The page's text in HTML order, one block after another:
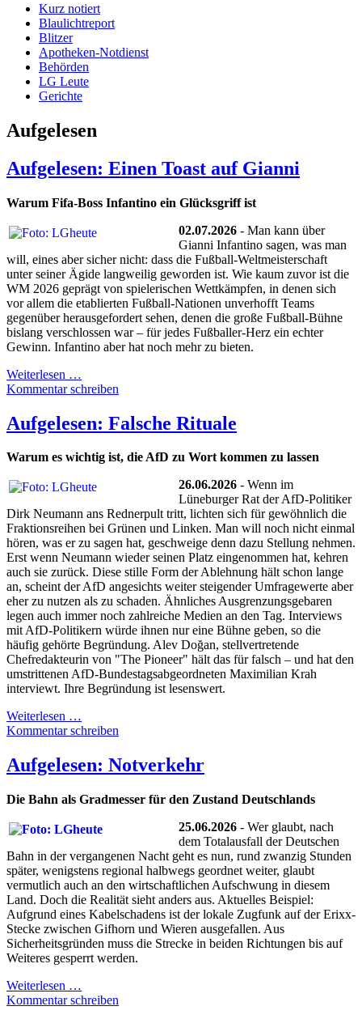
Kurz notiert
Blaulichtreport
Blitzer
Apotheken-Notdienst
Behörden
LG Leute
Gerichte
Aufgelesen
Aufgelesen: Einen Toast auf Gianni
Warum Fifa-Boss Infantino ein Glücksgriff ist
02.07.2026 - Man kann über
Gianni Infantino sagen, was man
will, eines aber sicher nicht: dass die Fußball-Weltmeisterschaft
unter seiner Ägide langweilig geworden ist. Wie kaum zuvor ist die
WM 2026 geprägt von spielerischen Wettkämpfen, in denen sich
vor allem die etablierten Fußball-Nationen unverhofft Teams
gegenüber herausgefordert sehen, denen die große Fußball-Bühne
bislang verschlossen war – für jedes Fußballer-Herz ein echter
Gewinn. Infantino aber hat noch mehr zu bieten.
Weiterlesen …
Kommentar schreiben
Aufgelesen: Falsche Rituale
Warum es wichtig ist, die AfD zu Wort kommen zu lassen
26.06.2026 - Wenn im
Lüneburger Rat der AfD-Politiker
Dirk Neumann ans Rednerpult tritt, lichten sich für gewöhnlich die
Fraktionsreihen bei Grünen und Linken. Man will noch nicht einmal
hören, was er zu sagen hat, geschweige denn dazu Stellung nehmen.
Erst wenn Neumann wieder seinen Platz eingenommen hat, kehren
auch sie zurück. Diese stille Form der Ablehnung hält schon lange
an, scheint der AfD angesichts weiter steigender Umfragewerte aber
eher zu nutzen als zu schaden. Ähnliches Ausgrenzungsgebaren
legen auch immer noch zahlreiche Medien an den Tag. Interviews
mit AfD-Politikern würde ihnen nur eine Bühne geben, so die
häufig gehörte Begründung. Alev Doğan, stellvertretende
Chefredakteurin von "The Pioneer" hält das für falsch – und hat den
umstrittenen AfD-Bundestagsabgeordneten Maximilian Krah
interviewt. Ihre Begründung ist lesenswert.
Weiterlesen …
Kommentar schreiben
Aufgelesen: Notverkehr
Die Bahn als Gradmesser für den Zustand Deutschlands
25.06.2026 - Wer glaubt, nach
dem Totalausfall der Deutschen
Bahn in der vergangenen Nacht geht es nun, rund zwanzig Stunden
später, wenigstens regional halbwegs geordnet weiter, glaubt
vermutlich auch an den wirtschaftlichen Aufschwung in diesem
Land. Doch die Realität sieht anders aus. Aktuelles Beispiel:
Aufgrund eines Kabelschadens ist der lokale Zugfunk auf der Erixx-
Stecke zwischen Gifhorn und Wieren ausgefallen. Aus
Sicherheitsgründen muss die Strecke in beiden Richtungen bis auf
Weiteres gesperrt werden.
Weiterlesen …
Kommentar schreiben